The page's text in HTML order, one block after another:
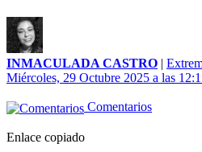
INMACULADA CASTRO |
Miércoles, 29 Octubre 2025 a las
Comentarios
Enlace copiado